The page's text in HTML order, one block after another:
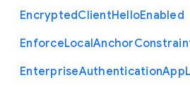
EncryptedClientHelloEnabled
EnforceLocalAnchor
EnterpriseAuthenticationApp